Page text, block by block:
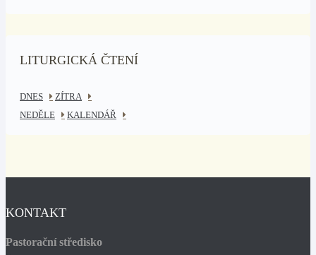
LITURGICKÁ ČTENÍ
DNES
ZÍTRA
NEDĚLE
KALENDÁŘ
KONTAKT
Pastorační středisko